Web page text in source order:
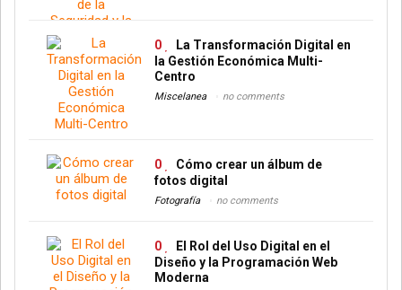
0
La Transformación Digital en
la Gestión Económica Multi-
Centro
Miscelanea no comments
0
Cómo crear un álbum de
fotos digital
Fotografía no comments
0
El Rol del Uso Digital en el
Diseño y la Programación Web
Moderna